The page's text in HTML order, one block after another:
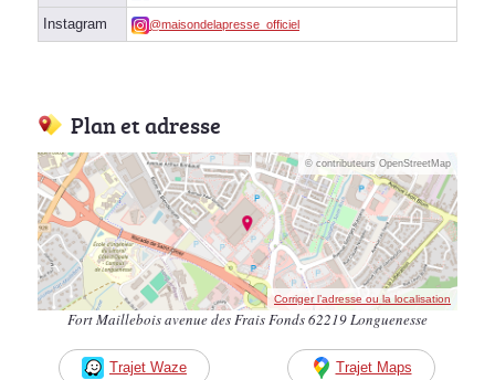
Instagram @maisondelapresse_officiel
Plan et adresse
© contributeurs OpenStreetMap
Corriger l’adresse ou la localisation
Fort Maillebois avenue des Frais Fonds 62219 Longuenesse
Trajet Waze Trajet Maps